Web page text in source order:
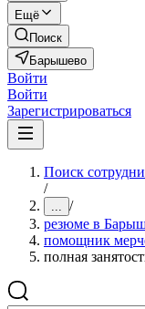
Ещё
Поиск
Барышево
Войти
Войти
Зарегистрироваться
Поиск
/
... /
резюме в
помощник
полная